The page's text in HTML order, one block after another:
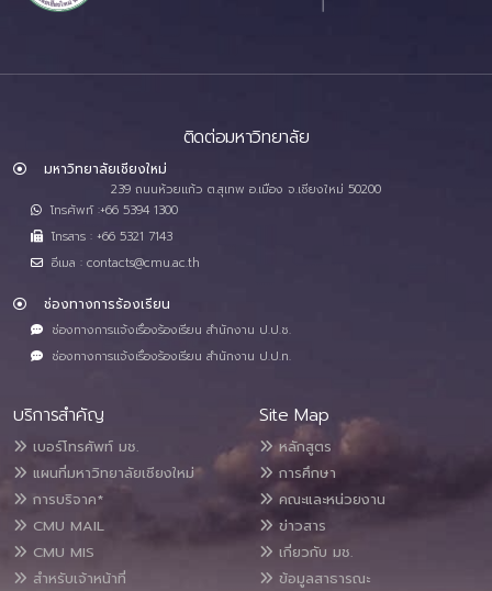
ติดต่อมหาวิทยาลัย
มหาวิทยาลัยเชียงใหม่
239 ถนนห้วยแก้ว ต.สุเทพ อ.เมือง จ.เชียงใหม่ 50200
โทรศัพท์ :+66 5394 1300
โทรสาร : +66 5321 7143
อีเมล : contacts@cmu.ac.th
ช่องทางการร้องเรียน
ช่องทางการแจ้งเรื่องร้องเรียน สำนักงาน ป.ป.ช.
ช่องทางการแจ้งเรื่องร้องเรียน สำนักงาน ป.ป.ท.
บริการสำคัญ
เบอร์โทรศัพท์ มช.
แผนที่มหาวิทยาลัยเชียงใหม่
การบริจาค*
CMU MAIL
CMU MIS
สำหรับเจ้าหน้าที่
Site Map
หลักสูตร
การศึกษา
คณะและหน่วยงาน
ข่าวสาร
เกี่ยวกับ มช.
ข้อมูลสาธารณะ